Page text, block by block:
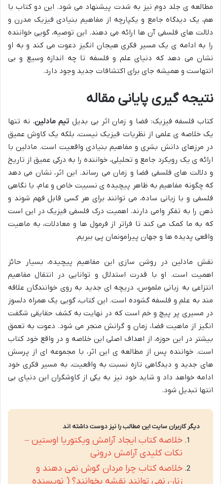
مطالعه ی جلد دوم نیز به شدت پیشنهاد می شود. این دو کتاب با
هم، یک دیدگاه جامع و یکپارچه از مفاهیم بنیادی فیزیک مدرن و
دلالت های فلسفی آن ها ارائه می دهند. این توصیه، گویی خواننده
را به ادامه ی یک مسیر فکری هیجان انگیز دعوت می کند و به او
نشان می دهد که دنیای علم و فلسفه تا چه اندازه وسیع و بی
انتهاست و همیشه جای برای اکتشافات جدید وجود دارد.
نتیجه گیری پایانی مقاله
کتاب فلسفه فیزیک: فضا و زمان اثر بی بدیل تیم مادلین، نه تنها
یک خلاصه ی علمی از نظریات فیزیک نیست، بلکه یک کاوش عمیق
در مرزهای دانش بشری و مفاهیم بنیادی واقعیت است. مادلین با
ارائه ی یک رویکرد جامع و تحلیلی، خواننده را به درکی عمیق از تاریخ
و دلالت های فلسفی فضا و زمان می رساند. این اثر، نشان می دهد
که چگونه مفاهیم به ظاهر پیچیده ی نسبیت خاص و عام، با نگاهی
فلسفی و با زبانی ساده، می توانند برای هر کسی قابل فهم شوند و
ذهن را به تفکر وامی دارند. اهمیت درک فلسفی فیزیک در این است
که به ما کمک می کند تا فراتر از فرمول ها و معادلات، به ماهیت
واقعی پدیده ها و جهان پیرامونمان پی ببریم.
نقش مادلین در روشن سازی این مفاهیم پیچیده، بسیار حائز
اهمیت است. او با قدرت استدلال و توانایی در انتقال مفاهیم
انتزاعی به زبانی ملموس، دریچه ای جدید به روی خوانندگان علاقه
مند به علم و فلسفه گشوده است. این کتاب، گویی یک همراه دلسوز
در مسیری پر پیچ و خم است که در نهایت به کشف حقایقی شگفت
انگیز از ماهیت فضا، زمان و گرانش منجر می شود. دعوت به تعمق
بیشتر در این حوزه، از اهداف اصلی این خلاصه و در واقع خود کتاب
است. خواننده پس از مطالعه ی این اثر، با مجموعه ای از پرسش
های جدید و دیدگاهی تازه نسبت به واقعیت، به مسیر فکری خود
ادامه خواهد داد و شاید خود نیز به یکی از کاوشگران این دنیای بی
انتها تبدیل شود.
دیگر کاربران سایت این مطالب را نیز دوست داشته اند
خلاصه کتاب ایجاد آرامش ویکتوریا اوستین –
نکات کلیدی آرامش درونی
خلاصه کتاب چرا مردان گوش نمی دهند و
زنان نمی توانند نقشه بخوانند؟ ( نویسنده